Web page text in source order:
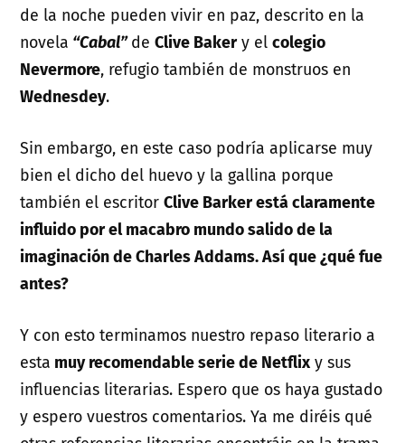
de la noche pueden vivir en paz, descrito en la
novela “Cabal”deClive Bakery elcolegio
Nevermore, refugio también de monstruos en
Wednesdey.
Sin embargo, en este caso podría aplicarse muy
bien el dicho del huevo y la gallina porque
también el escritorClive Barker está claramente
influido por el macabro mundo salido de la
imaginación de Charles Addams. Así que ¿qué fue
antes?
Y con esto terminamos nuestro repaso literario a
esta muy recomendable serie de Netflix y sus
influencias literarias. Espero que os haya gustado
y espero vuestros comentarios. Ya me diréis qué